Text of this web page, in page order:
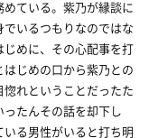
ている。紫乃が縁談に
いるつもりなのではな
めに、その心配事を打
じめの口から紫乃との
れということだったた
たんその話を却下し
る男性がいると打ち明